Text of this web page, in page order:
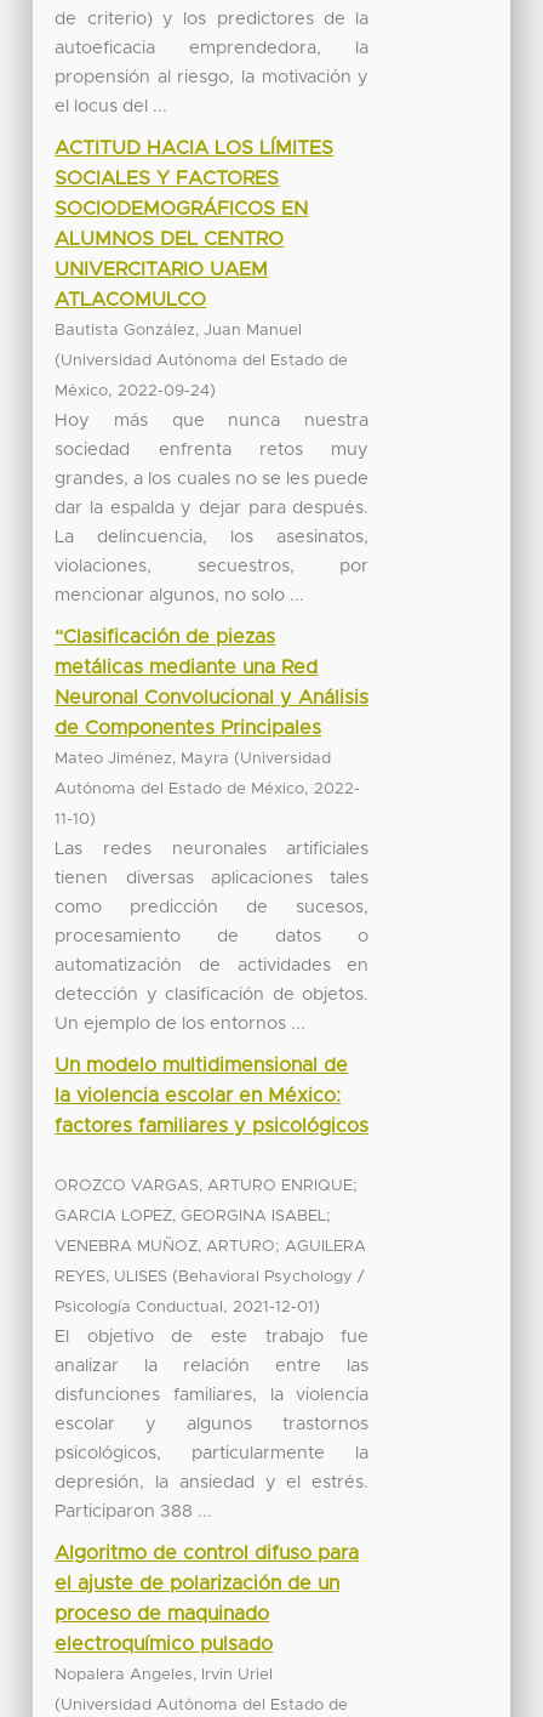
de criterio) y los predictores de la
autoeficacia emprendedora, la
propensión al riesgo, la motivación y
el locus del ...
ACTITUD HACIA LOS LÍMITES
SOCIALES Y FACTORES
SOCIODEMOGRÁFICOS EN
ALUMNOS DEL CENTRO
UNIVERCITARIO UAEM
ATLACOMULCO
Bautista González, Juan Manuel
(Universidad Autónoma del Estado de
México, 2022-09-24)
Hoy más que nunca nuestra
sociedad enfrenta retos muy
grandes, a los cuales no se les puede
dar la espalda y dejar para después.
La delincuencia, los asesinatos,
violaciones, secuestros, por
mencionar algunos, no solo ...
“Clasificación de piezas
metálicas mediante una Red
Neuronal Convolucional y Análisis
de Componentes Principales
Mateo Jiménez, Mayra (Universidad
Autónoma del Estado de México, 2022-
11-10)
Las redes neuronales artificiales
tienen diversas aplicaciones tales
como predicción de sucesos,
procesamiento de datos o
automatización de actividades en
detección y clasificación de objetos.
Un ejemplo de los entornos ...
Un modelo multidimensional de
la violencia escolar en México:
factores familiares y psicológicos
OROZCO VARGAS, ARTURO ENRIQUE;
GARCIA LOPEZ, GEORGINA ISABEL;
VENEBRA MUÑOZ, ARTURO; AGUILERA
REYES, ULISES ( Behavioral Psychology /
Psicología Conductual , 2021-12-01 )
El objetivo de este trabajo fue
analizar la relación entre las
disfunciones familiares, la violencia
escolar y algunos trastornos
psicológicos, particularmente la
depresión, la ansiedad y el estrés.
Participaron 388 ...
Algoritmo de control difuso para
el ajuste de polarización de un
proceso de maquinado
electroquímico pulsado
Nopalera Angeles, Irvin Uriel
(Universidad Autónoma del Estado de